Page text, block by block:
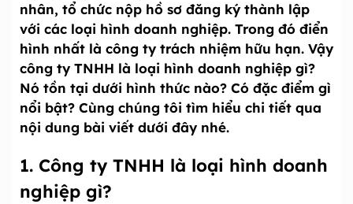
nhân, tổ chức nộp hồ sơ đăng ký thành lập
với các loại hình doanh nghiệp. Trong đó điển
hình nhất là công ty trách nhiệm hữu hạn. Vậy
công ty TNHH là loại hình doanh nghiệp gì?
Nó tồn tại dưới hình thức nào? Có đặc điểm gì
nổi bật? Cùng chúng tôi tìm hiểu chi tiết qua
nội dung bài viết dưới đây nhé.
1. Công ty TNHH là loại hình doanh
nghiệp gì?